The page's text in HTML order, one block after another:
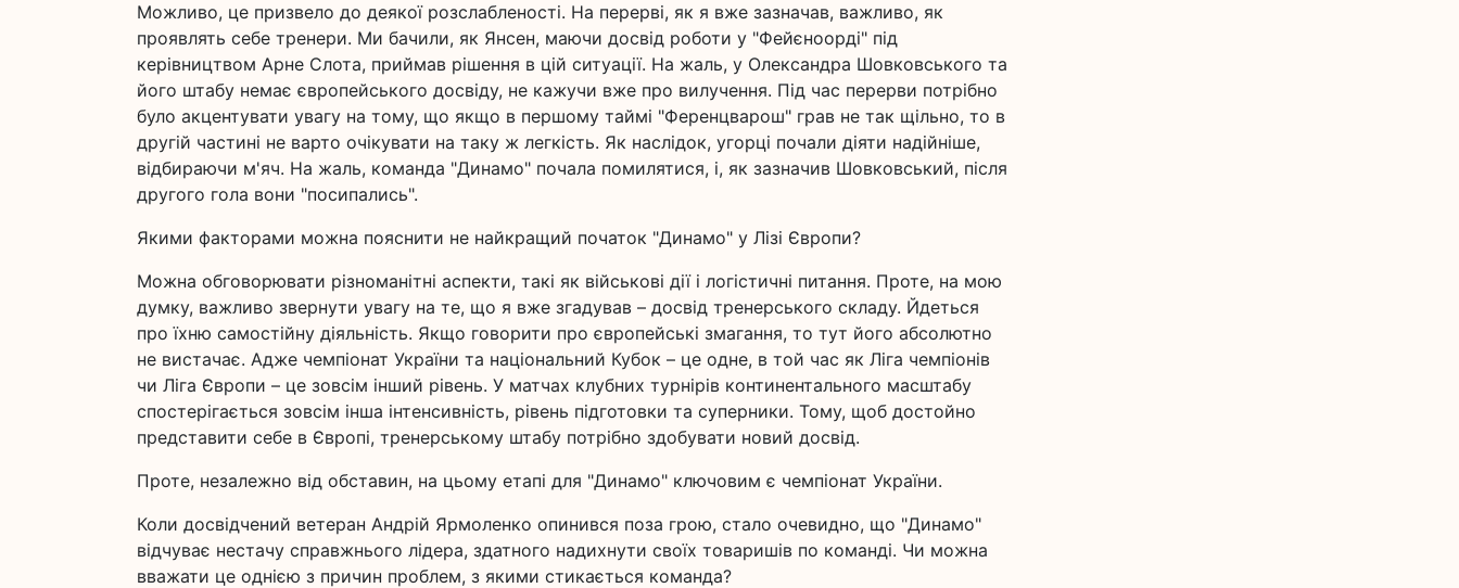
Можливо, це призвело до деякої розслабленості. На перерві, як я вже зазначав, важливо, як
проявлять себе тренери. Ми бачили, як Янсен, маючи досвід роботи у "Фейєноорді" під
керівництвом Арне Слота, приймав рішення в цій ситуації. На жаль, у Олександра Шовковського та
його штабу немає європейського досвіду, не кажучи вже про вилучення. Під час перерви потрібно
було акцентувати увагу на тому, що якщо в першому таймі "Ференцварош" грав не так щільно, то в
другій частині не варто очікувати на таку ж легкість. Як наслідок, угорці почали діяти надійніше,
відбираючи м'яч. На жаль, команда "Динамо" почала помилятися, і, як зазначив Шовковський, після
другого гола вони "посипались".
Якими факторами можна пояснити не найкращий початок "Динамо" у Лізі Європи?
Можна обговорювати різноманітні аспекти, такі як військові дії і логістичні питання. Проте, на мою
думку, важливо звернути увагу на те, що я вже згадував – досвід тренерського складу. Йдеться
про їхню самостійну діяльність. Якщо говорити про європейські змагання, то тут його абсолютно
не вистачає. Адже чемпіонат України та національний Кубок – це одне, в той час як Ліга чемпіонів
чи Ліга Європи – це зовсім інший рівень. У матчах клубних турнірів континентального масштабу
спостерігається зовсім інша інтенсивність, рівень підготовки та суперники. Тому, щоб достойно
представити себе в Європі, тренерському штабу потрібно здобувати новий досвід.
Проте, незалежно від обставин, на цьому етапі для "Динамо" ключовим є чемпіонат України.
Коли досвідчений ветеран Андрій Ярмоленко опинився поза грою, стало очевидно, що "Динамо"
відчуває нестачу справжнього лідера, здатного надихнути своїх товаришів по команді. Чи можна
вважати це однією з причин проблем, з якими стикається команда?